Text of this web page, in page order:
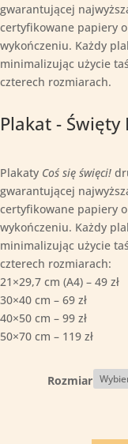
gwarantującej
certyfikowane papiery
wykończeniu. Każdy
minimalizując użycie
czterech rozmiarach.
Plakat - Święty
Plakaty Coś się święci!
gwarantującej
certyfikowane papiery
wykończeniu. Każdy
minimalizując użycie
czterech rozmiarach:
21×29,7 cm (A4) – 49 zł
30×40 cm – 69 zł
40×50 cm – 99 zł
50×70 cm – 119 zł
Rozmiar